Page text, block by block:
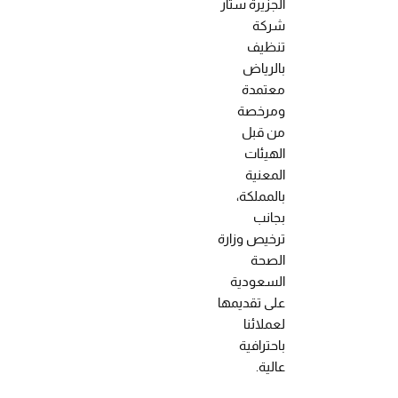
الجزيرة ستار
شركة
تنظيف
بالرياض
معتمدة
ومرخصة
من قبل
الهيئات
المعنية
بالمملكة،
بجانب
ترخيص وزارة
الصحة
السعودية
على تقديمها
لعملائنا
باحترافية
عالية.